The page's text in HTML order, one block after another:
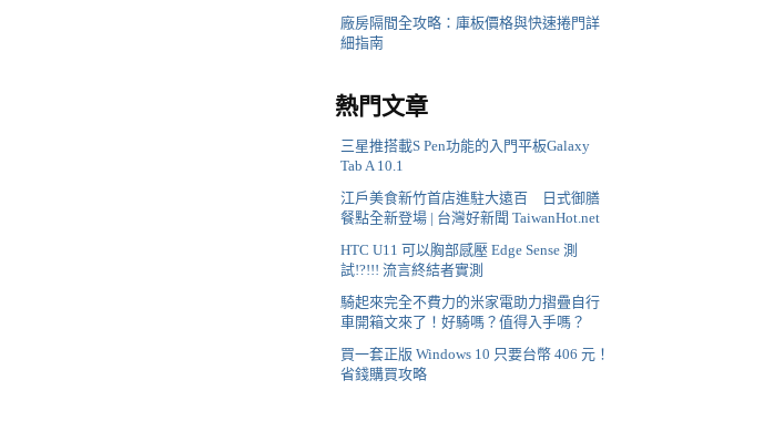
廠房隔間全攻略：庫板價格與快速捲門詳
細指南
熱門文章
三星推搭載S Pen功能的入門平板Galaxy
Tab A 10.1
江戶美食新竹首店進駐大遠百 日式御膳
餐點全新登場 | 台灣好新聞 TaiwanHot.net
HTC U11 可以胸部感壓 Edge Sense 測
試!?!!! 流言終結者實測
騎起來完全不費力的米家電助力摺疊自行
車開箱文來了！好騎嗎？值得入手嗎？
買一套正版 Windows 10 只要台幣 406 元！
省錢購買攻略